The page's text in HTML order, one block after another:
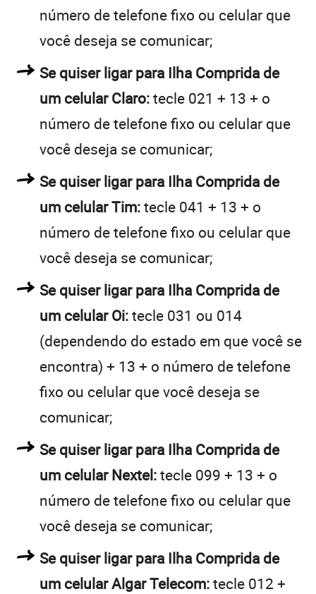
número de telefone fixo ou celular que
você deseja se comunicar;
Se quiser ligar para Ilha Comprida de
um celular Claro:tecle 021 + 13 + o
número de telefone fixo ou celular que
você deseja se comunicar;
Se quiser ligar para Ilha Comprida de
um celular Tim:tecle 041 + 13 + o
número de telefone fixo ou celular que
você deseja se comunicar;
Se quiser ligar para Ilha Comprida de
um celular Oi:tecle 031 ou 014
(dependendo do estado em que você se
encontra) + 13 + o número de telefone
fixo ou celular que você deseja se
comunicar;
Se quiser ligar para Ilha Comprida de
um celular Nextel:tecle 099 + 13 + o
número de telefone fixo ou celular que
você deseja se comunicar;
Se quiser ligar para Ilha Comprida de
um celular Algar Telecom:tecle 012 +